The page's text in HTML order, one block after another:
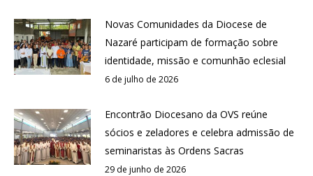
Novas Comunidades da Diocese de
Nazaré participam de formação sobre
identidade, missão e comunhão eclesial
6 de julho de 2026
Encontrão Diocesano da OVS reúne
sócios e zeladores e celebra admissão de
seminaristas às Ordens Sacras
29 de junho de 2026